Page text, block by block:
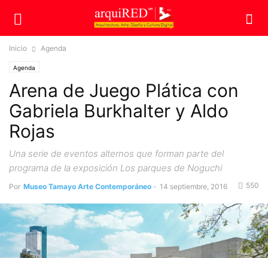
Inicio Agenda
Agenda
Arena de Juego Plática con
Gabriela Burkhalter y Aldo
Rojas
Una serie de eventos alternos que forman parte del
programa de la exposición Los parques de Noguchi
Por Museo Tamayo Arte Contemporáneo - 14 septiembre, 2016 550